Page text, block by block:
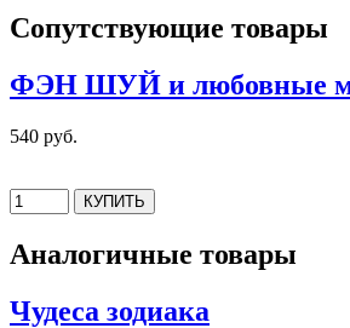
Сопутствующие товары
ФЭН ШУЙ и любовные
540 руб.
Аналогичные товары
Чудеса зодиака